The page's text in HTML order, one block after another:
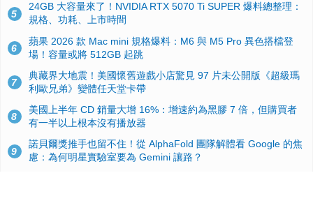
5
24GB 大容量來了！NVIDIA RTX 5070 Ti SUPER 爆料總整理：
規格、功耗、上市時間
6
蘋果 2026 款 Mac mini 規格爆料：M6 與 M5 Pro 異色搭檔登
場！容量或將 512GB 起跳
7
典藏界大地震！美國懷舊遊戲小店驚見 97 片未公開版《超級瑪
利歐兄弟》變體任天堂卡帶
8
美國上半年 CD 銷量大增 16%：增速約為黑膠 7 倍，但購買者
有一半以上根本沒有播放器
9
諾貝爾獎推手也留不住！從 AlphaFold 團隊解體看 Google 的焦
慮：為何明星實驗室要為 Gemini 讓路？